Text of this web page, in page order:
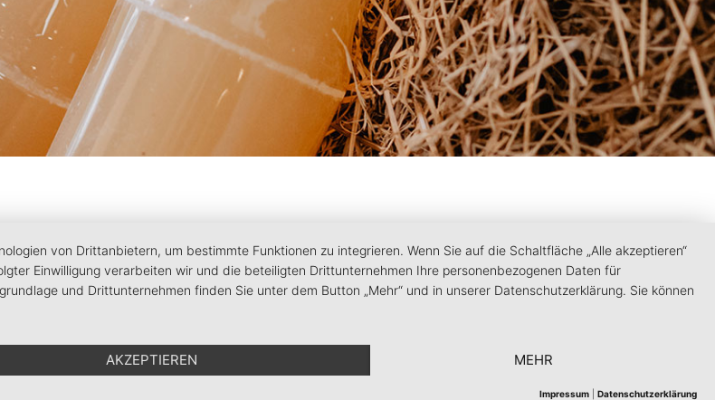
Bildergalerie: HOFLädele
einzelnen Bilder an, um diese zu vergrößern ...
von Drittanbietern, um bestimmte Funktionen zu integrieren. Wenn Sie auf die Schaltfläche „Alle akzeptieren“
Einwilligung verarbeiten wir und die beteiligten Drittunternehmen Ihre personenbezogenen Daten für
und Drittunternehmen finden Sie unter dem Button „Mehr“ und in unserer Datenschutzerklärung. Sie können
AKZEPTIEREN MEHR
Impressum Datenschutzerklärung